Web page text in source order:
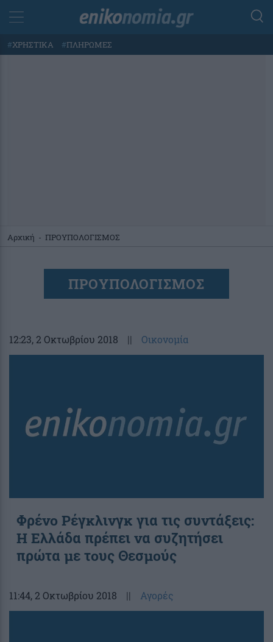
#ΧΡΗΣΤΙΚΑ #ΠΛΗΡΩΜΕΣ
Αρχική - ΠΡΟΥΠΟΛΟΓΙΣΜΟΣ
ΠΡΟΥΠΟΛΟΓΙΣΜΟΣ
12:23, 2 Οκτωβρίου 2018 || Οικονομία
Φρένο Ρέγκλινγκ για τις συντάξεις:
Η Ελλάδα πρέπει να συζητήσει
πρώτα με τους Θεσμούς
11:44, 2 Οκτωβρίου 2018 || Αγορές